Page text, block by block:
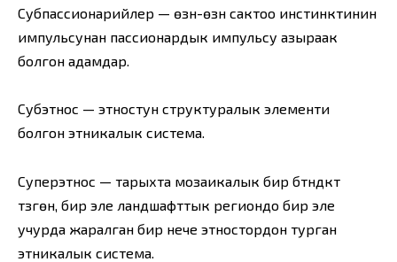
Субпассионарийлер — өзүн-өзүн сактоо инстинктинин
импульсунан пассионардык импульсу азыраак
болгон адамдар.
Субэтнос — этностун структуралык элементи
болгон этникалык система.
Суперэтнос — тарыхта мозаикалык бир бүтүндүктү
түзгөн, бир эле ландшафттык региондо бир эле
учурда жаралган бир нече этностордон турган
этникалык система.